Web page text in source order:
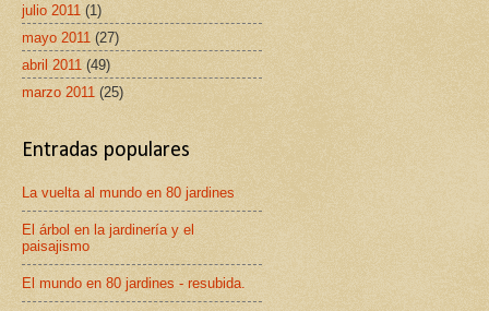
julio 2011 (1)
mayo 2011 (27)
abril 2011 (49)
marzo 2011 (25)
Entradas populares
La vuelta al mundo en 80 jardines
El árbol en la jardinería y el
paisajismo
El mundo en 80 jardines - resubida.